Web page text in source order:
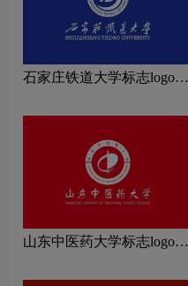
石家庄铁道大学标志logo图
山东中医药大学标志logo图